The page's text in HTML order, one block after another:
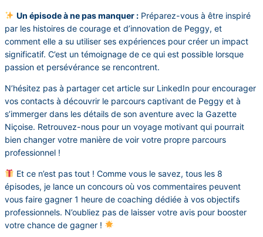
Un épisode à ne pas manquer : Préparez-vous à être inspiré
par les histoires de courage et d’innovation de Peggy, et
comment elle a su utiliser ses expériences pour créer un impact
significatif. C’est un témoignage de ce qui est possible lorsque
passion et persévérance se rencontrent.
N’hésitez pas à partager cet article sur LinkedIn pour encourager
vos contacts à découvrir le parcours captivant de Peggy et à
s’immerger dans les détails de son aventure avec la Gazette
Niçoise. Retrouvez-nous pour un voyage motivant qui pourrait
bien changer votre manière de voir votre propre parcours
professionnel !
Et ce n’est pas tout ! Comme vous le savez, tous les 8
épisodes, je lance un concours où vos commentaires peuvent
vous faire gagner 1 heure de coaching dédiée à vos objectifs
professionnels. N’oubliez pas de laisser votre avis pour booster
votre chance de gagner !